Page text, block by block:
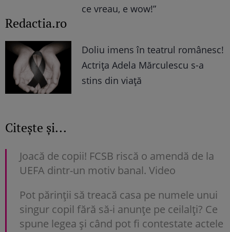
ce vreau, e wow!”
Redactia.ro
Doliu imens în teatrul românesc!
Actrița Adela Mărculescu s-a
stins din viață
Citește și...
Joacă de copii! FCSB riscă o amendă de la
UEFA dintr-un motiv banal. Video
Pot părinții să treacă casa pe numele unui
singur copil fără să-i anunțe pe ceilalți? Ce
spune legea și când pot fi contestate actele